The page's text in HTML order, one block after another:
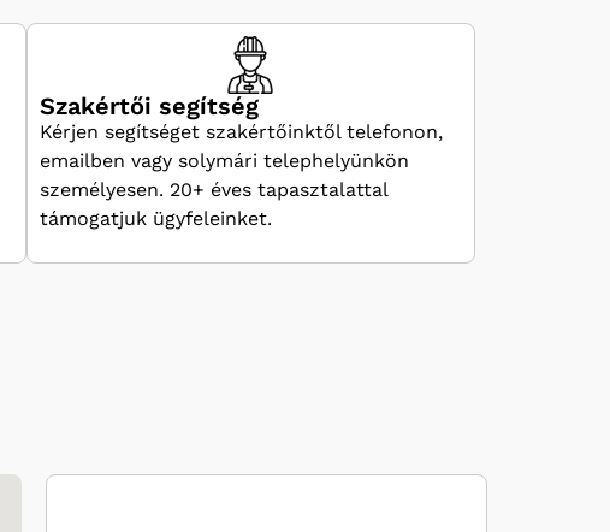
Szakértői segítség
Kérjen segítséget szakértőinktől telefonon,
emailben vagy solymári telephelyünkön
személyesen. 20+ éves tapasztalattal
támogatjuk ügyfeleinket.